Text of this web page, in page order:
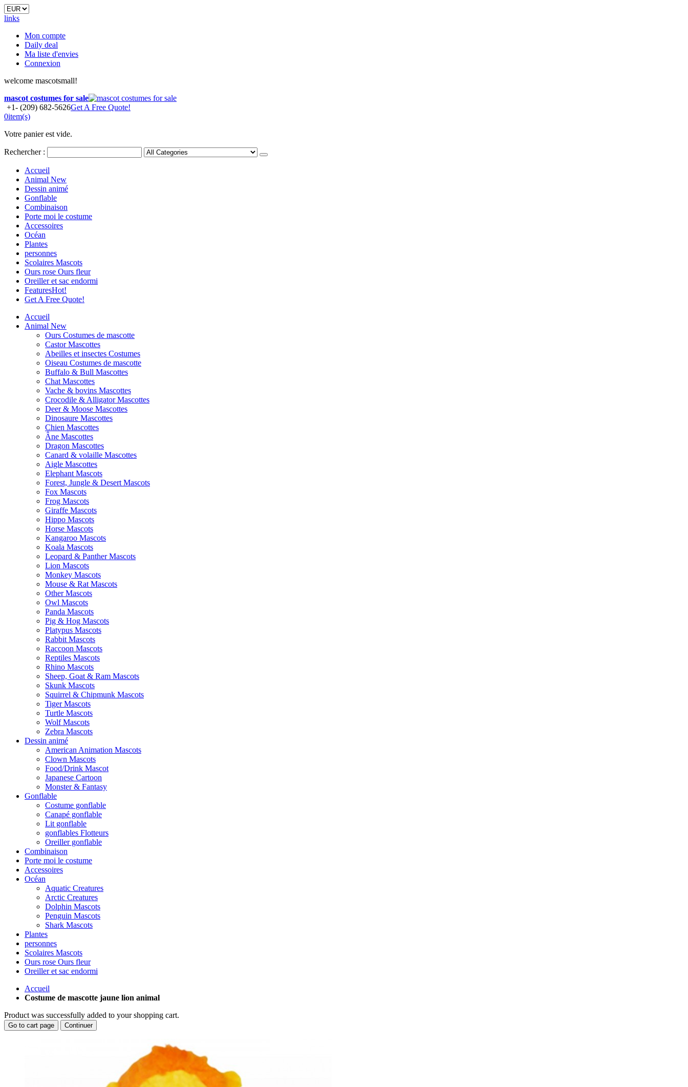
links
Mon compte
Daily deal
Ma liste d'envies
Connexion
welcome mascotsmall!
mascot costumes for sale
+1- (209) 682-5626Get A Free Quote!
0item(s)
Votre panier est vide.
Rechercher :
Accueil
Animal New
Dessin animé
Gonflable
Combinaison
Porte moi le costume
Accessoires
Océan
Plantes
personnes
Scolaires Mascots
Ours rose Ours fleur
Oreiller et sac endormi
FeaturesHot!
Get A Free Quote!
Accueil
Animal New
Ours Costumes de mascotte
Castor Mascottes
Abeilles et insectes Costumes
Oiseau Costumes de mascotte
Buffalo & Bull Mascottes
Chat Mascottes
Vache & bovins Mascottes
Crocodile & Alligator Mascottes
Deer & Moose Mascottes
Dinosaure Mascottes
Chien Mascottes
Âne Mascottes
Dragon Mascottes
Canard & volaille Mascottes
Aigle Mascottes
Elephant Mascots
Forest, Jungle & Desert Mascots
Fox Mascots
Frog Mascots
Giraffe Mascots
Hippo Mascots
Horse Mascots
Kangaroo Mascots
Koala Mascots
Leopard & Panther Mascots
Lion Mascots
Monkey Mascots
Mouse & Rat Mascots
Other Mascots
Owl Mascots
Panda Mascots
Pig & Hog Mascots
Platypus Mascots
Rabbit Mascots
Raccoon Mascots
Reptiles Mascots
Rhino Mascots
Sheep, Goat & Ram Mascots
Skunk Mascots
Squirrel & Chipmunk Mascots
Tiger Mascots
Turtle Mascots
Wolf Mascots
Zebra Mascots
Dessin animé
American Animation Mascots
Clown Mascots
Food/Drink Mascot
Japanese Cartoon
Monster & Fantasy
Gonflable
Costume gonflable
Canapé gonflable
Lit gonflable
gonflables Flotteurs
Oreiller gonflable
Combinaison
Porte moi le costume
Accessoires
Océan
Aquatic Creatures
Arctic Creatures
Dolphin Mascots
Penguin Mascots
Shark Mascots
Plantes
personnes
Scolaires Mascots
Ours rose Ours fleur
Oreiller et sac endormi
Accueil
Costume de mascotte jaune lion animal
Product was successfully added to your shopping cart.
Go to cart page Continuer